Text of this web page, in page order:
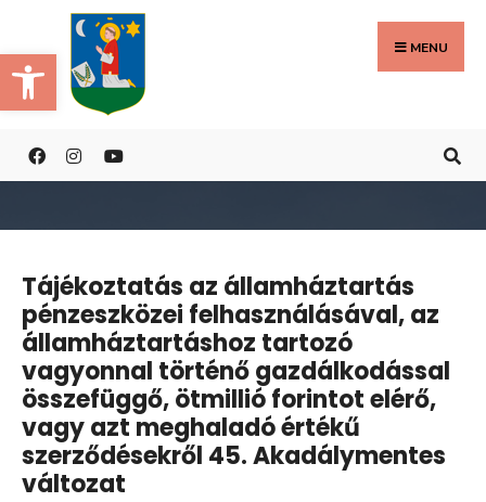
Eszköztár megnyitása
to
content
MENU
Tájékoztatás az államháztartás
pénzeszközei felhasználásával, az
államháztartáshoz tartozó
vagyonnal történő gazdálkodással
összefüggő, ötmillió forintot elérő,
vagy azt meghaladó értékű
szerződésekről 45. Akadálymentes
változat
Search